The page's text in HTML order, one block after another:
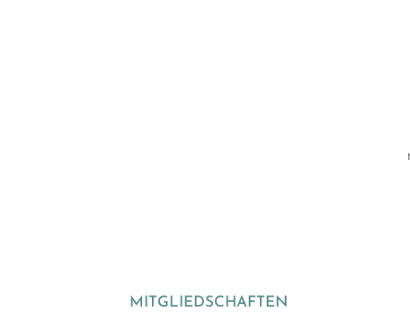
MITGLIEDSCHAFTEN